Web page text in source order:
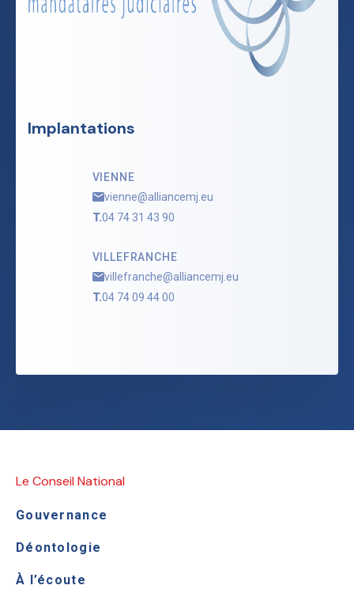
Implantations
VIENNE
vienne@alliancemj.eu
T.04 74 31 43 90
VILLEFRANCHE
villefranche@alliancemj.eu
T.04 74 09 44 00
Le Conseil National
Gouvernance
Déontologie
À l’écoute